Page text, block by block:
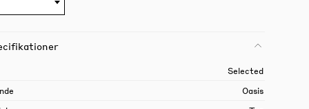
Selected
Oasis